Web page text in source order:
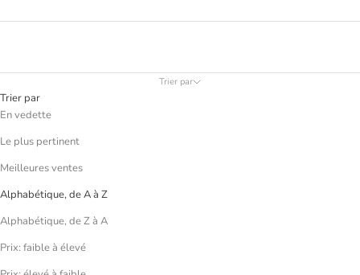
Trier par
Trier par
En vedette
Le plus pertinent
Meilleures ventes
Alphabétique, de A à Z
Alphabétique, de Z à A
Prix: faible à élevé